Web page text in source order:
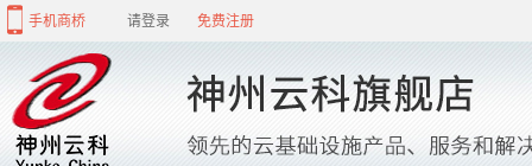
手机商桥 请登录 免费注册